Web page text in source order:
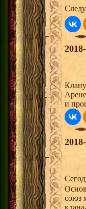
Клану
и
союз